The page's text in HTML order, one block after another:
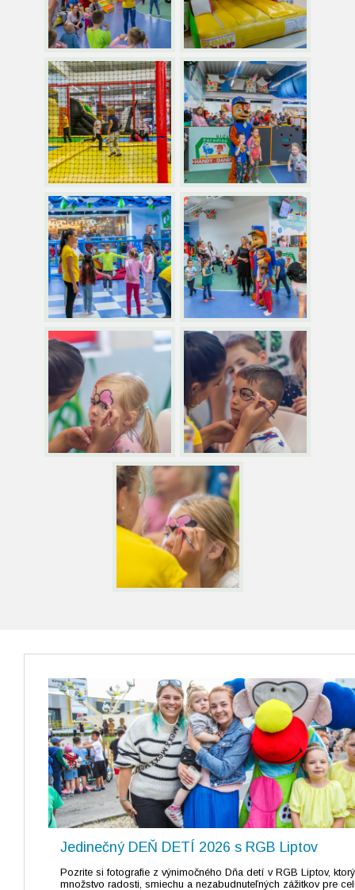
Jedinečný DEŇ DETÍ 2026 s RGB Liptov
Pozrite si fotografie z výnimočného Dňa detí v RGB Liptov,
množstvo radosti, smiechu a nezabudnuteľných zážitkov pre